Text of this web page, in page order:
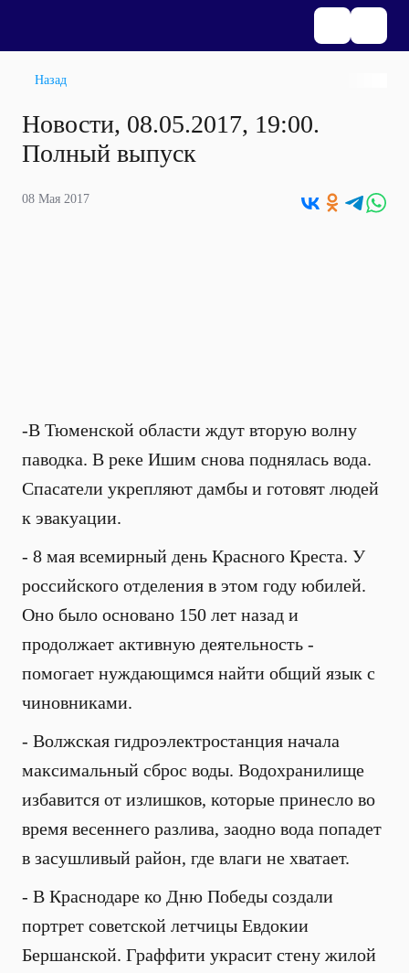
Назад
Новости, 08.05.2017, 19:00.
Полный выпуск
08 Мая 2017
-В Тюменской области ждут вторую волну
паводка. В реке Ишим снова поднялась вода.
Спасатели укрепляют дамбы и готовят людей
к эвакуации.
- 8 мая всемирный день Красного Креста. У
российского отделения в этом году юбилей.
Оно было основано 150 лет назад и
продолжает активную деятельность -
помогает нуждающимся найти общий язык с
чиновниками.
- Волжская гидроэлектростанция начала
максимальный сброс воды. Водохранилище
избавится от излишков, которые принесло во
время весеннего разлива, заодно вода попадет
в засушливый район, где влаги не хватает.
- В Краснодаре ко Дню Победы создали
портрет советской летчицы Евдокии
Бершанской. Граффити украсит стену жилой